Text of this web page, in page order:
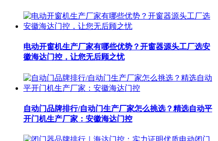
电动开窗机生产厂家有哪些优势？开窗器源头工厂选安
徽海达门控，让您无后顾之忧
自动门品牌排行/自动门生产厂家怎么挑选？精选自动平
开门机生产厂家：安徽海达门控